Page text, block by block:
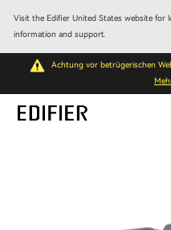
Visit the Edifier United States website for
information and support.
Achtung vor betrügerischen